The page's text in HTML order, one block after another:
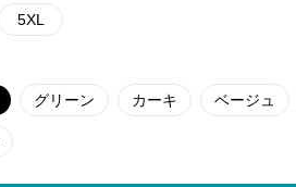
5XL
グリーン カーキ ベージュ